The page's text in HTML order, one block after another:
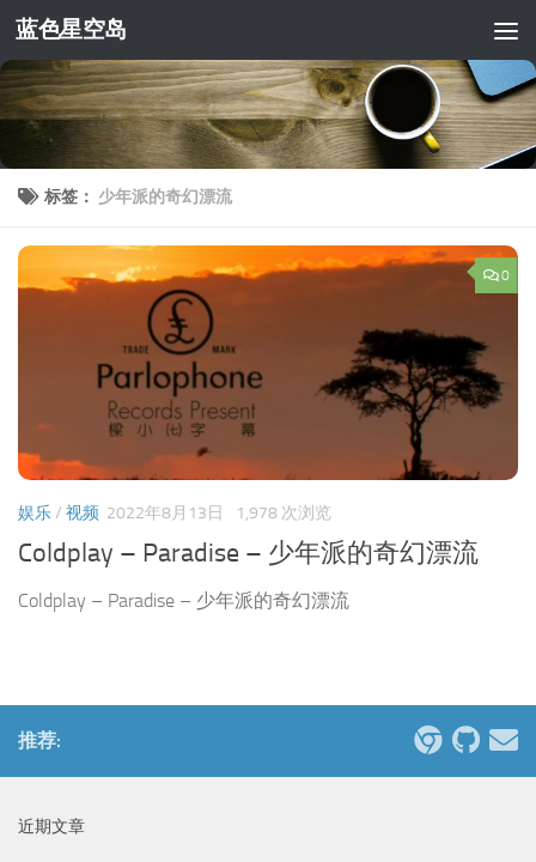
跳至内容
蓝色星空岛
标签： 少年派的奇幻漂流
0
娱乐/ 视频 2022年8月13日 1,978 次浏览
Coldplay – Paradise – 少年派的奇幻漂流
Coldplay – Paradise – 少年派的奇幻漂流
推荐:
近期文章